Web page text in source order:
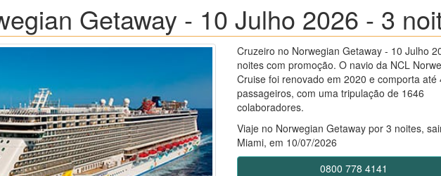
Getaway - 10 Julho 2026 - 3
Cruzeiro no Norwegian Getaway - 10 Julho
noites com promoção. O navio da NCL
Cruise foi renovado em 2020 e comporta até
passageiros, com uma tripulação de 1646
colaboradores.
Viaje no Norwegian Getaway por 3 noites,
Miami, em 10/07/2026
0800 778 4141